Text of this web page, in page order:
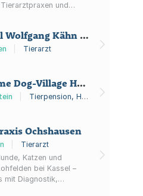
und
Dr.Dr.habil Wolfgang Kähn Tierklinik Kaufungen
Tierarzt
Ronja Palme Dog-Village Hundeschule und Hundepension
Tierpension, Hundeschule
Ochshausen
Tierarzt
Katzen und
bei Kassel –
mit Diagnostik,